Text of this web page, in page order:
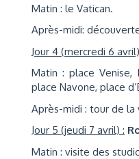
Matin : le Vatican.
Après-midi:
Jour 4 (mercredi 6
Matin : place Venise,
place Navone, place
Après-midi : tour de la
Jour 5 (jeudi 7 avril) :
Matin : visite des